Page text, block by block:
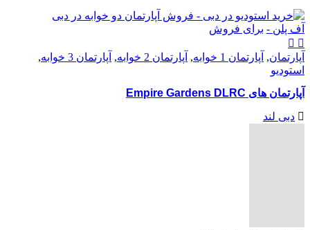
آف پلن - برای فروش
آپارتمان, آپارتمان 1 خوابه , آپارتمان 2 خوابه , آپارتمان 3 خوابه
,
استودیو
آپارتمان های Empire Gardens DLRC
دبی لند